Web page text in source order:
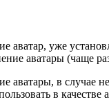
аватар, уже
аватары (чаще
аватары, в случае
в